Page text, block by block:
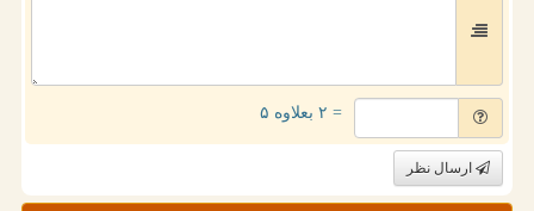
= ۲ بعلاوه ۵
ارسال نظر